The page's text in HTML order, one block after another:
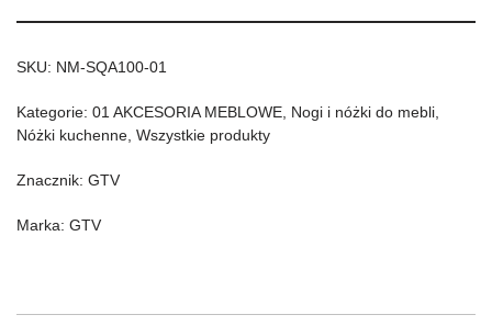
SKU: NM-SQA100-01
Kategorie: 01 AKCESORIA MEBLOWE, Nogi i nóżki do mebli,
Nóżki kuchenne, Wszystkie produkty
Znacznik: GTV
Marka: GTV